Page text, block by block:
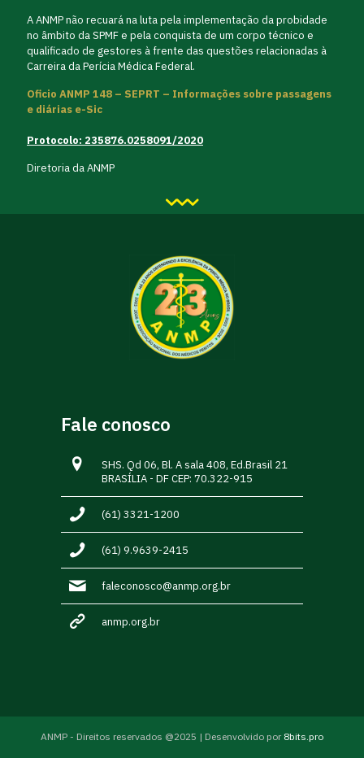
A ANMP não recuará na luta pela implementação da probidade
no âmbito da SPMF e pela conquista de um corpo técnico e
qualificado de gestores à frente das questões relacionadas à
Carreira da Perícia Médica Federal.
Oficio ANMP 148 – SEPRT – Informações sobre passagens
e diárias e-Sic
Protocolo: 235876.0258091/2020
Diretoria da ANMP
Fale conosco
SHS. Qd 06, Bl. A sala 408, Ed.Brasil 21
BRASÍLIA - DF CEP: 70.322-915
(61) 3321-1200
(61) 9.9639-2415
faleconosco@anmp.org.br
anmp.org.br
ANMP - Direitos reservados @2025 | Desenvolvido por 8bits.pro